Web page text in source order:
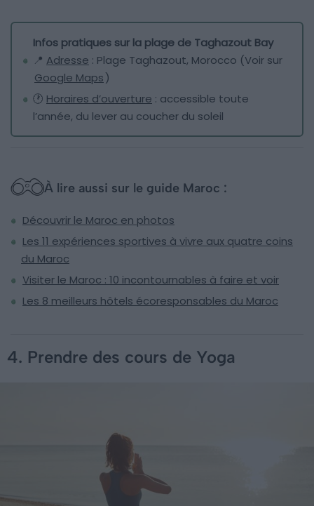
Infos pratiques sur la plage de Taghazout Bay
📍 Adresse : Plage Taghazout, Morocco (Voir sur
Google Maps)
🕐 Horaires d’ouverture : accessible toute
l’année, du lever au coucher du soleil
À lire aussi sur le guide Maroc :
Découvrir le Maroc en photos
Les 11 expériences sportives à vivre aux quatre coins
du Maroc
Visiter le Maroc : 10 incontournables à faire et voir
Les 8 meilleurs hôtels écoresponsables du Maroc
4. Prendre des cours de Yoga